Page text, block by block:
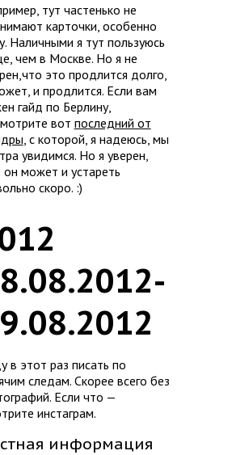
тут частенько не
карточки, особенно
Наличными я тут пользуюсь
чем в Москве. Но я не
это продлится долго,
и продлится. Если вам
гайд по Берлину,
вот последний от
, с которой, я надеюсь, мы
увидимся. Но я уверен,
он может и устареть
скоро. :)
в этот раз писать по
следам. Скорее всего без
Если что —
инстаграм.
информация